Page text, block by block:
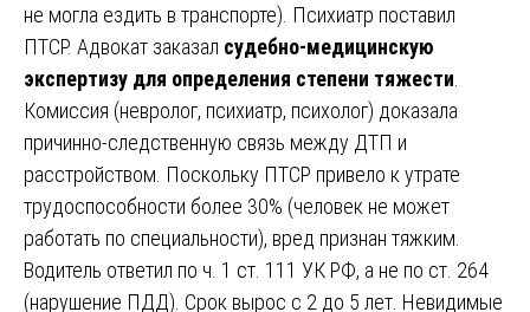
не могла ездить в транспорте). Психиатр поставил
ПТСР. Адвокат заказал судебно-медицинскую
экспертизу для определения степени тяжести
Комиссия (невролог, психиатр, психолог) доказала
причинно-следственную связь между ДТП и
расстройством. Поскольку ПТСР привело к утрате
трудоспособности более 30% (человек не может
работать по специальности), вред признан тяжким.
Водитель ответил по ч. 1 ст. 111 УК РФ, а не по ст. 264
(нарушение ПДД). Срок вырос с 2 до 5 лет. Невидимые